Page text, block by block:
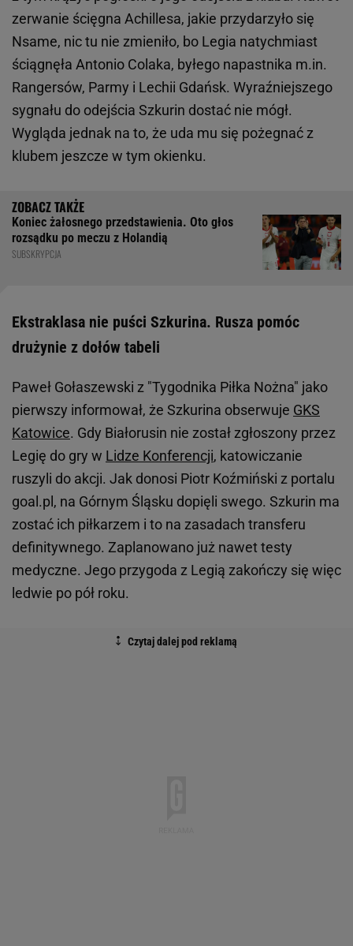
zerwanie ścięgna Achillesa, jakie przydarzyło się
Nsame, nic tu nie zmieniło, bo Legia natychmiast
ściągnęła Antonio Colaka, byłego napastnika m.in.
Rangersów, Parmy i Lechii Gdańsk. Wyraźniejszego
sygnału do odejścia Szkurin dostać nie mógł.
Wygląda jednak na to, że uda mu się pożegnać z
klubem jeszcze w tym okienku.
Koniec żałosnego przedstawienia. Oto głos
rozsądku po meczu z Holandią
SUBSKRYPCJA
Ekstraklasa nie puści Szkurina. Rusza pomóc
drużynie z dołów tabeli
Paweł Gołaszewski z "Tygodnika Piłka Nożna" jako
pierwszy informował, że Szkurina obserwuje GKS
Katowice. Gdy Białorusin nie został zgłoszony przez
Legię do gry w Lidze Konferencji, katowiczanie
ruszyli do akcji. Jak donosi Piotr Koźmiński z portalu
goal.pl, na Górnym Śląsku dopięli swego. Szkurin ma
zostać ich piłkarzem i to na zasadach transferu
definitywnego. Zaplanowano już nawet testy
medyczne. Jego przygoda z Legią zakończy się więc
ledwie po pół roku.